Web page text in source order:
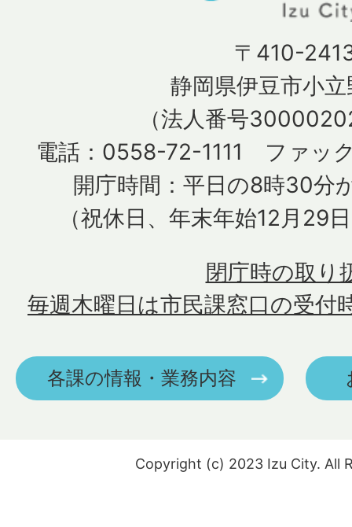
〒410-
静岡県伊豆市小
（法人番号
電話：0558-72-1111 ファッ
開庁時間：平日の8時30分
（祝休日、年末年始12月29
毎週木曜日は市民課窓口の受付
閉庁時の取り
各課の情報・業務内容
Copyright (c) 2023 Izu City. All